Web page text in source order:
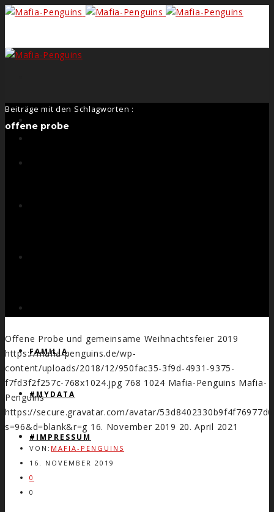
FAMILIA
#MYDATA
#IMPRESSUM
Beiträge mit den Schlagworten :
offene probe
Offene Probe und gemeinsame Weihnachtsfeier 2019
https://mafia-penguins.de/wp-
content/uploads/2018/12/950fac35-3f9d-4931-9375-
f7fd3f2f257c-768x1024.jpg 768 1024 Mafia-Penguins Mafia-
Penguins
https://secure.gravatar.com/avatar/
s=96&d=blank&r=g 16. November 2019 20. April 2021
VON: MAFIA-PENGUINS
16. NOVEMBER 2019
0
0